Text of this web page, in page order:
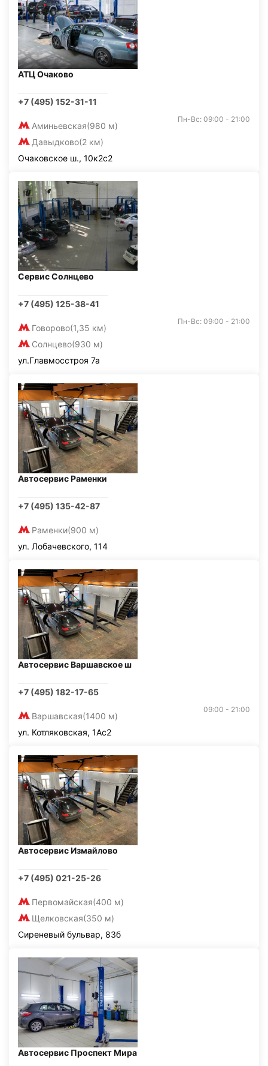
АТЦ Очаково
+7 (495) 152-31-11
Аминьевская(980 м)
Давыдково(2 км)
Пн-Вс: 09:00 - 21:00
Очаковское ш., 10к2с2
Сервис Солнцево
+7 (495) 125-38-41
Говорово(1,35 км)
Солнцево(930 м)
Пн-Вс: 09:00 - 21:00
ул.Главмосстроя 7а
Автосервис Раменки
+7 (495) 135-42-87
Раменки(900 м)
ул. Лобачевского, 114
Автосервис Варшавское ш
+7 (495) 182-17-65
Варшавская(1400 м)
09:00 - 21:00
ул. Котляковская, 1Ас2
Автосервис Измайлово
+7 (495) 021-25-26
Первомайская(400 м)
Щелковская(350 м)
Сиреневый бульвар, 83б
Автосервис Проспект Мира